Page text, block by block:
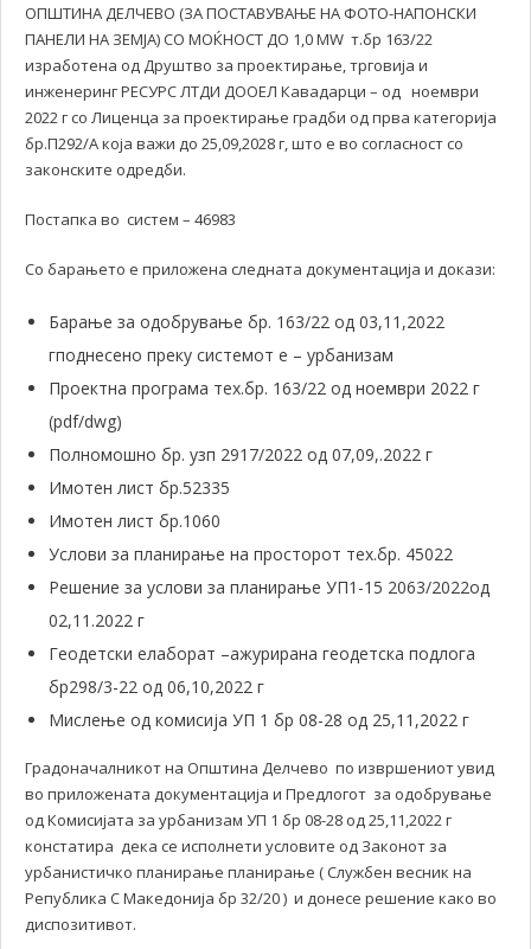
ОПШТИНА ДЕЛЧЕВО (ЗА ПОСТАВУВАЊЕ НА ФОТО-НАПОНСКИ
ПАНЕЛИ НА ЗЕМЈА) СО МОЌНОСТ ДО 1,0 MW т.бр 163/22
изработена од Друштво за проектирање, трговија и
инженеринг РЕСУРС ЛТДИ ДООЕЛ Кавадарци – од ноември
2022 г со Лиценца за проектирање градби од прва категорија
бр.П292/А која важи до 25,09,2028 г, што е во согласност со
законските одредби.
Постапка во систем – 46983
Со барањето е приложена следната документација и докази:
Барање за одобрување бр. 163/22 од 03,11,2022
гподнесено преку системот е – урбанизам
Проектна програма тех.бр. 163/22 од ноември 2022 г
(pdf/dwg)
Полномошно бр. узп 2917/2022 од 07,09,.2022 г
Имотен лист бр.52335
Имотен лист бр.1060
Услови за планирање на просторот тех.бр. 45022
Решение за услови за планирање УП1-15 2063/2022од
02,11.2022 г
Геодетски елаборат –ажурирана геодетска подлога
бр298/3-22 од 06,10,2022 г
Мислење од комисија УП 1 бр 08-28 од 25,11,2022 г
Градоначалникот на Општина Делчево по извршениот увид
во приложената документација и Предлогот за одобрување
од Комисијата за урбанизам УП 1 бр 08-28 од 25,11,2022 г
констатира дека се исполнети условите од Законот за
урбанистичко планирање планирање ( Службен весник на
Република С Македонија бр 32/20 ) и донесе решение како во
диспозитивот.